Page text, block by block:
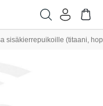
sisäkierrepuikoille (titaani,